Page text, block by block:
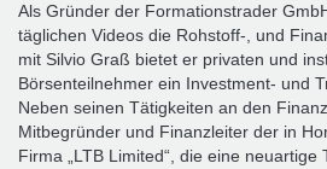
Als Gründer der Formationstrader
täglichen ­Videos die Rohstoff-, und
mit Silvio Graß ­bietet er privaten und
Börsenteilnehmer ein Investment- und
Neben seinen Tätigkeiten an den
Mitbegründer und Finanzleiter der in
Firma „LTB Limited“, die eine neuartige